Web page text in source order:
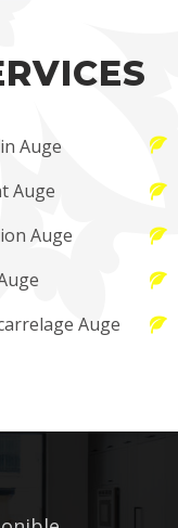
Auge
Auge
Auge
Auge